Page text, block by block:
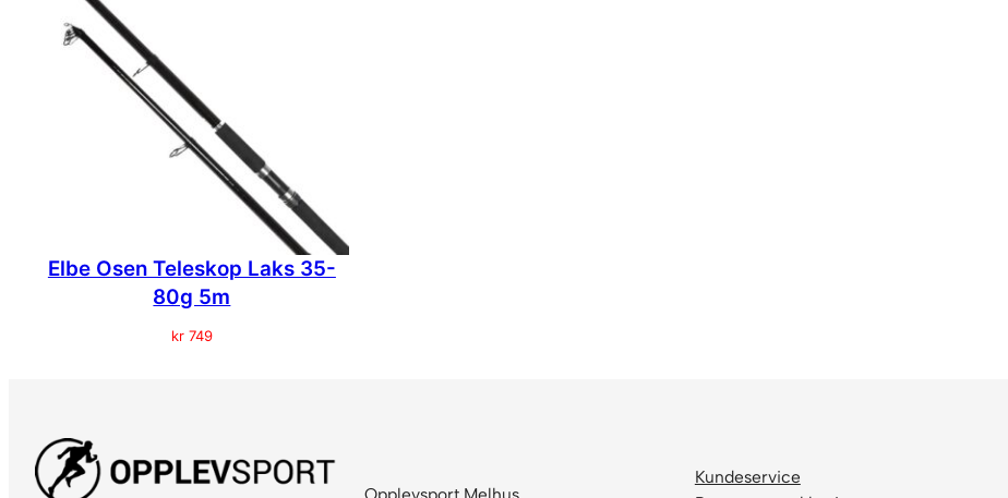
Elbe Osen Teleskop Laks 35-
80g 5m
kr749
Opplevsport Melhus
Kundeservice